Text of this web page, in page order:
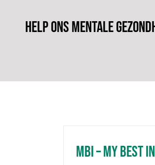
Help ons mentale
MBI – My Best